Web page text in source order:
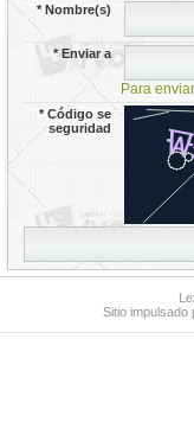
*Nombre(s)
*Enviar a
Para
*Código se
seguridad
Sitio impulsado